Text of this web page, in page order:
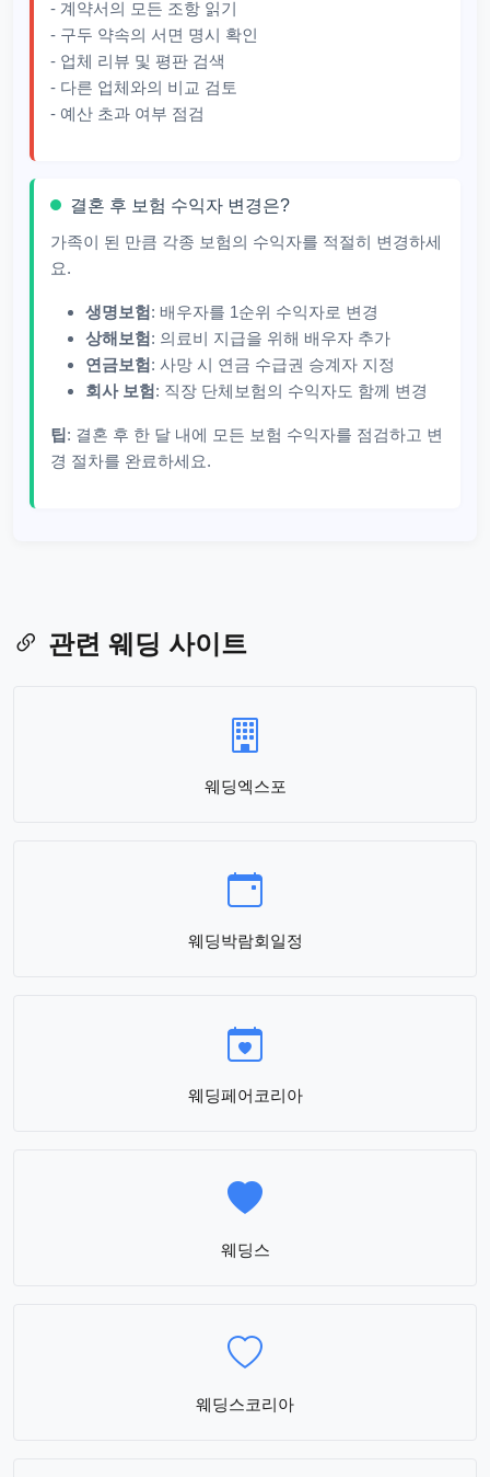
- 계약서의 모든 조항 읽기
- 구두 약속의 서면 명시 확인
- 업체 리뷰 및 평판 검색
- 다른 업체와의 비교 검토
- 예산 초과 여부 점검
결혼 후 보험 수익자 변경은?
가족이 된 만큼 각종 보험의 수익자를 적절히 변경하세
요.
생명보험 : 배우자를 1순위 수익자로 변경
상해보험 : 의료비 지급을 위해 배우자 추가
연금보험 : 사망 시 연금 수급권 승계자 지정
회사 보험 : 직장 단체보험의 수익자도 함께 변경
팁 : 결혼 후 한 달 내에 모든 보험 수익자를 점검하고 변
경 절차를 완료하세요.
관련 웨딩 사이트
웨딩엑스포
웨딩박람회일정
웨딩페어코리아
웨딩스
웨딩스코리아